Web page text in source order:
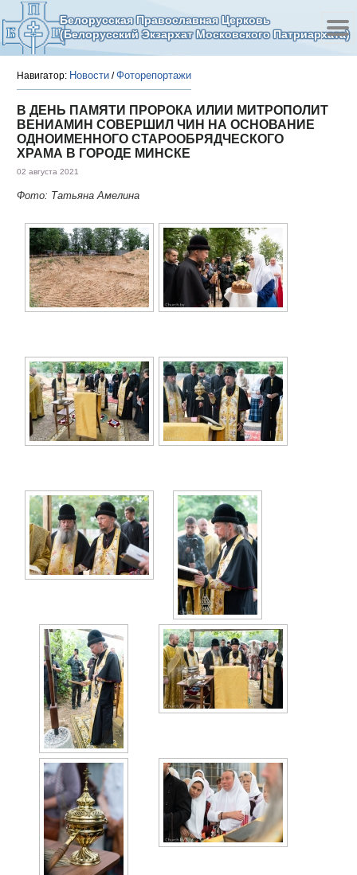
Белорусская Православная Церковь
(Белорусский Экзархат Московского Патриархата)
Навигатор: Новости /Фоторепортажи
В ДЕНЬ ПАМЯТИ ПРОРОКА ИЛИИ МИТРОПОЛИТ
ВЕНИАМИН СОВЕРШИЛ ЧИН НА ОСНОВАНИЕ
ОДНОИМЕННОГО СТАРООБРЯДЧЕСКОГО
ХРАМА В ГОРОДЕ МИНСКЕ
02 августа 2021
Фото: Татьяна Амелина